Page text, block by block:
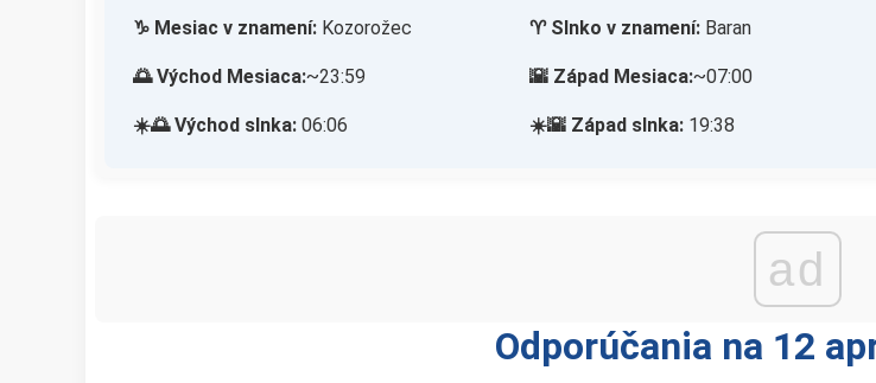
♑ Mesiac v znamení: Kozorožec ♈ Slnko v znamení: Baran
🌅 Východ Mesiaca:~23:59 🌇 Západ Mesiaca:~07:00
☀️🌅 Východ slnka: 06:06 ☀️🌇 Západ slnka: 19:38
ad
Odporúčania na 12